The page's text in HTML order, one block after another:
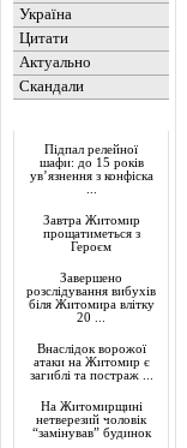
Україна
Цитати
Актуально
Скандали
Підпал релейної
шафи: до 15 років
ув’язнення з конфіска
Завтра Житомир
прощатиметься з
Героєм
Завершено
розслідування вибухів
біля Житомира влітку
20 ...
Внаслідок ворожої
атаки на Житомир є
загиблі та постраж ...
На Житомирщині
нетверезий чоловік
“замінував” будинок